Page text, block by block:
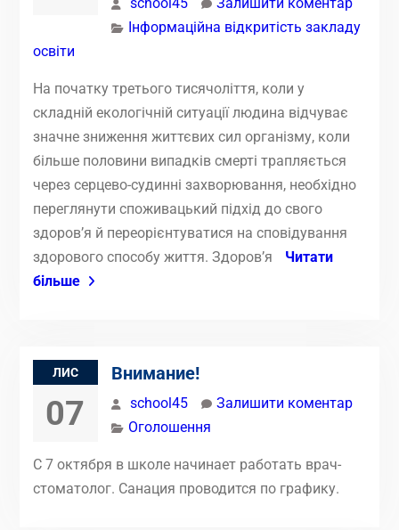
Інформаційна відкритість закладу
освіти
На початку третього тисячоліття, коли у
складній екологічній ситуації людина відчуває
значне зниження життєвих сил організму, коли
більше половини випадків смерті трапляється
через серцево-судинні захворювання, необхідно
переглянути споживацький підхід до свого
здоров’я й переорієнтуватися на сповідування
здорового способу життя. Здоров’я
Читати
більше
ЛИС
07
Внимание!
school45
Залишити коментар
Оголошення
С 7 октября в школе начинает работать врач-
стоматолог. Санация проводится по графику.